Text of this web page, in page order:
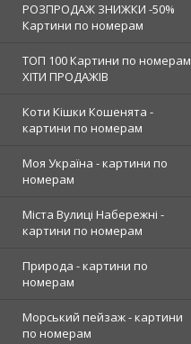
РОЗПРОДАЖ ЗНИЖКИ -50%
Картини по номерам
ТОП 100 Картини по номерам
ХІТИ ПРОДАЖІВ
Коти Кішки Кошенята -
картини по номерам
Моя Україна - картини по
номерам
Міста Вулиці Набережні -
картини по номерам
Природа - картини по
номерам
Морський пейзаж - картини
по номерам